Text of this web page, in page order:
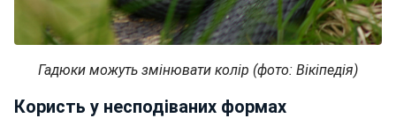
Гадюки можуть змінювати колір (фото: Вікіпедія)
Користь у несподіваних формах